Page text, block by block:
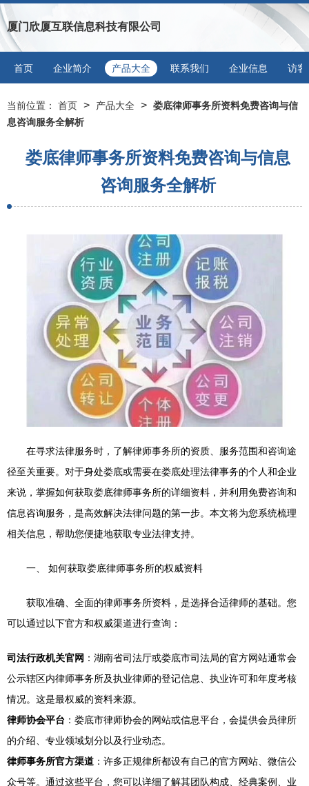
厦门欣厦互联信息科技有限公司
首页 企业简介 产品大全 联系我们 企业信息 访客
当前位置： 首页 > 产品大全 > 娄底律师事务所资料免费咨询与信
息咨询服务全解析
娄底律师事务所资料免费咨询与信息
咨询服务全解析
在寻求法律服务时，了解律师事务所的资质、服务范围和咨询途
径至关重要。对于身处娄底或需要在娄底处理法律事务的个人和企业
来说，掌握如何获取娄底律师事务所的详细资料，并利用免费咨询和
信息咨询服务，是高效解决法律问题的第一步。本文将为您系统梳理
相关信息，帮助您便捷地获取专业法律支持。
一、 如何获取娄底律师事务所的权威资料
获取准确、全面的律师事务所资料，是选择合适律师的基础。您
可以通过以下官方和权威渠道进行查询：
司法行政机关官网 ：湖南省司法厅或娄底市司法局的官方网站通常会
公示辖区内律师事务所及执业律师的登记信息、执业许可和年度考核
情况。这是最权威的资料来源。
律师协会平台 ：娄底市律师协会的网站或信息平台，会提供会员律所
的介绍、专业领域划分以及行业动态。
律师事务所官方渠道 ：许多正规律所都设有自己的官方网站、微信公
众号等。通过这些平台，您可以详细了解其团队构成、经典案例、业